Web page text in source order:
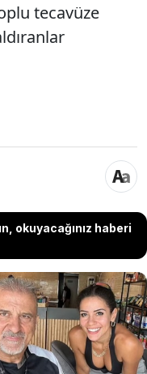
tecavüze
okuyacağınız haberi
birlikte seyahat ettiği
toplu